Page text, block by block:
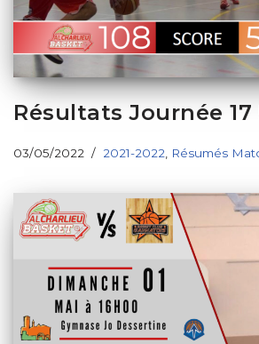
Résultats Journée 17
03/05/2022 2021-2022 Résumés